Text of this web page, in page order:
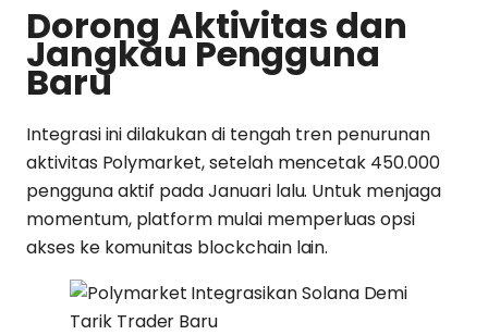
Dorong Aktivitas dan
Jangkau Pengguna
Baru
Integrasi ini dilakukan di tengah tren penurunan
aktivitas Polymarket, setelah mencetak 450.000
pengguna aktif pada Januari lalu. Untuk menjaga
momentum, platform mulai memperluas opsi
akses ke komunitas blockchain lain.